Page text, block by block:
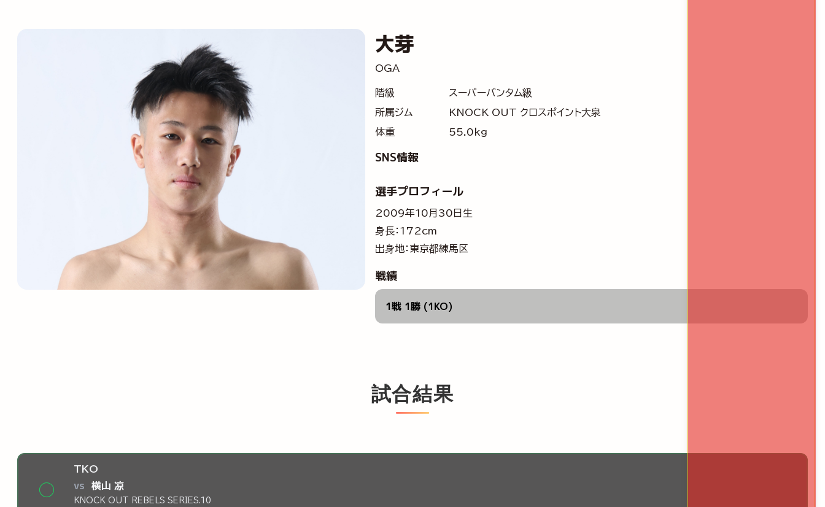
大芽
OGA
階級
スーパーバンタム級
所属ジム
KNOCK OUT クロスポイント大泉
体重
55.0kg
SNS情報
選手プロフィール
2009年10月30日生
身長：172cm
出身地：東京都練馬区
戦績
1戦 1勝 (1KO)
試合結果
◯
TKO
vs 横山 凉
KNOCK OUT REBELS SERIES.10